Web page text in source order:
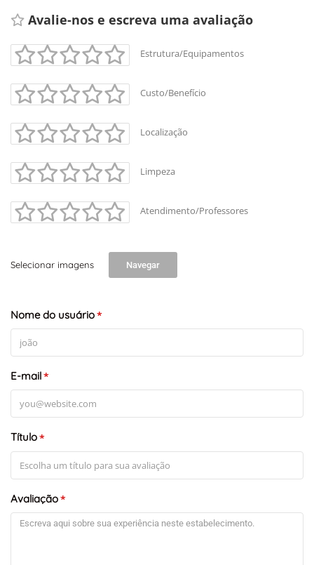
+-
Leaflet
Avalie-nos e escreva uma avaliação
Estrutura/Equipamentos
Custo/Benefício
Localização
Limpeza
Atendimento/Professores
Selecionar imagens Navegar
Nome do usuário*
E-mail*
Título*
Avaliação*